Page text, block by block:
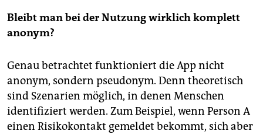
Bleibt man bei der Nutzung wirklich komplett
anonym?
Genau betrachtet funktioniert die App nicht
anonym, sondern pseudonym. Denn theoretisch
sind Szenarien möglich, in denen Menschen
identifiziert werden. Zum Beispiel, wenn Person A
einen Risikokontakt gemeldet bekommt, sich aber